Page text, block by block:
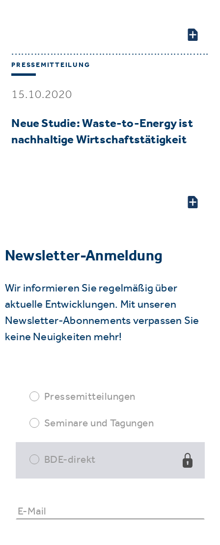
PRESSEMITTEILUNG
15.10.2020
Neue Studie: Waste-to-Energy ist
nachhaltige Wirtschaftstätigkeit
Newsletter-Anmeldung
Wir informieren Sie regelmäßig über
aktuelle Entwicklungen. Mit unseren
Newsletter-Abonnements verpassen Sie
keine Neuigkeiten mehr!
Pressemitteilungen
Seminare und Tagungen
BDE-direkt